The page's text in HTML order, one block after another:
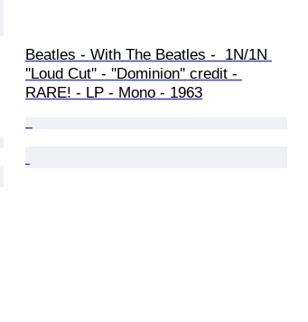
Beatles - With The Beatles -  1N/1N
''Loud Cut'' - ''Dominion'' credit -
RARE! - LP - Mono - 1963